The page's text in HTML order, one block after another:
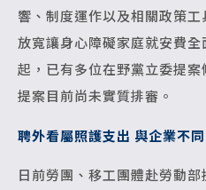
響、制度運作以及相關政策
放寬讓身心障礙家庭就安費
起，已有多位在野黨立委提
提案目前尚未實質排審。
聘外看屬照護支出 與企業不同
日前勞團、移工團體赴勞動